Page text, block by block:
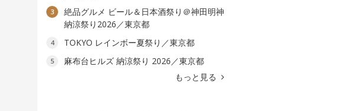
3
絶品グルメ ビール＆日本酒祭り＠神田明神
納涼祭り2026／東京都
4 TOKYO レインボー夏祭り／東京都
5
麻布台ヒルズ 納涼祭り 2026／東京都
もっと見る